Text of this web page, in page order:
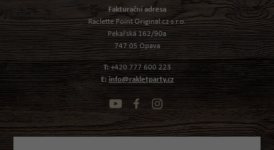
Fakturační adresa
Raclette Point Original.cz s.r.o.
Pekařská 162/90a
747 05 Opava
T:+420 777 600 223
E:info@rakletparty.cz